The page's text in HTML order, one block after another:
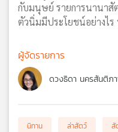
กับมนุษย์ รายการนานาสั
ตัวนิ่มมีประโยชน์อย่างไ
ผู้จัดรายการ
ดวงธิดา นครสันติภ
นิทาน ล่าสัตว์ สั